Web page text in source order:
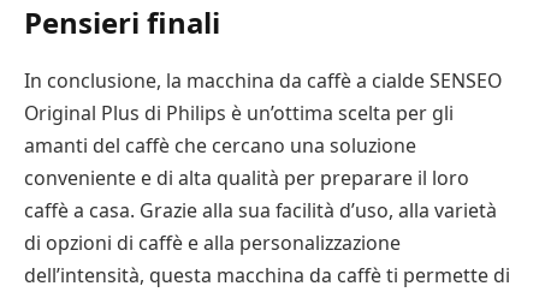
Pensieri finali
In conclusione, la macchina da caffè a cialde SENSEO
Original Plus di Philips è un’ottima scelta per gli
amanti del caffè che cercano una soluzione
conveniente e di alta qualità per preparare il loro
caffè a casa. Grazie alla sua facilità d’uso, alla varietà
di opzioni di caffè e alla personalizzazione
dell’intensità, questa macchina da caffè ti permette di